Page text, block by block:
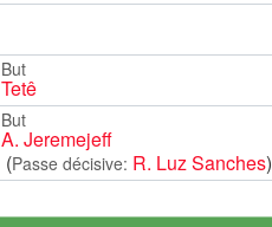
But
Tetê
But
A. Jeremejeff
(Passe décisive: R. Luz Sanches)